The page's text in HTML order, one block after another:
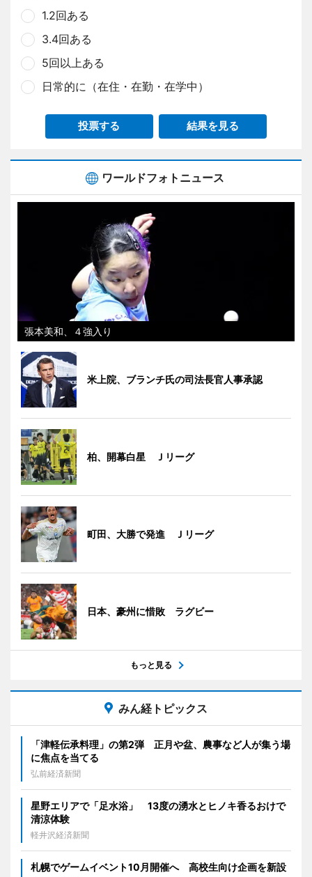
1.2回ある
3.4回ある
5回以上ある
日常的に（在住・在勤・在学中）
投票する 結果を見る
ワールドフォトニュース
張本美和、４強入り
米上院、ブランチ氏の司法長官人事承認
柏、開幕白星 Ｊリーグ
町田、大勝で発進 Ｊリーグ
日本、豪州に惜敗 ラグビー
もっと見る
みん経トピックス
「津軽伝承料理」の第2弾 正月や盆、農事など人が集う場
に焦点を当てる
弘前経済新聞
星野エリアで「足水浴」 13度の湧水とヒノキ香るおけで
清涼体験
軽井沢経済新聞
札幌でゲームイベント10月開催へ 高校生向け企画を新設